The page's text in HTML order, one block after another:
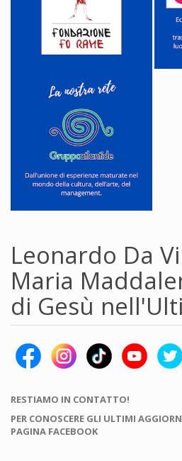
Leonardo Da
Maria
di Gesù
RESTIAMO IN CONTATTO!
PER CONOSCERE GLI ULTIMI
PAGINA FACEBOOK